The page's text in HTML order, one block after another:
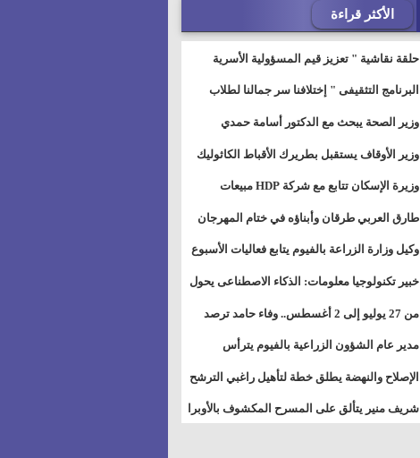
الأكثر قراءة
حلقة نقاشية " تعزيز قيم المسؤولية الأسرية
البرنامج التثقيفى " إختلافنا سر جمالنا لطلاب
وطالبات ذوى الهمهم" بمدارس التربية الخاصة
وزير الصحة يبحث مع الدكتور أسامة حمدي
الأستاذ بجامعة هارفارد توسيع برامج التوعية
وزير الأوقاف يستقبل بطريرك الأقباط الكاثوليك
وزيرة الإسكان تتابع مع شركة HDP مبيعات
وتسويق مشروعات المدن الجديدة
طارق العربي طرقان وأبناؤه في ختام المهرجان
الصيفي للموسيقى والغناء بالمسرح المكشوف
وكيل وزارة الزراعة بالفيوم يتابع فعاليات الأسبوع
خبير تكنولوجيا معلومات: الذكاء الاصطناعى يحول
المستخدم إلى سلعة فى اقتصاد الانتباه
من 27 يوليو إلى 2 أغسطس.. وفاء حامد ترصد
تأثيرات أقوى الاتصالات الفلكية على الأبراج
مدير عام الشؤون الزراعية بالفيوم يترأس
الاجتماع الدوري لمتابعة الحصر الحيازي الجديدة
الإصلاح والنهضة يطلق خطة لتأهيل راغبي الترشح
للمجالس الشعبية المحلية ويستعرض خطط
أماناته بالمحافظات
شريف منير يتألق على المسرح المكشوف بالأوبرا